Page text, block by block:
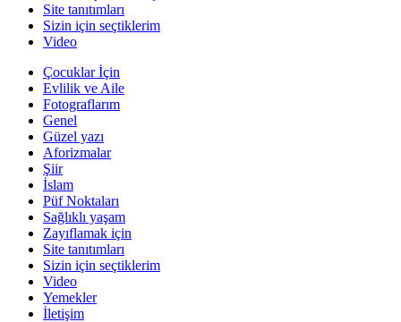
Site tanıtımları
Sizin için seçtiklerim
Video
Çocuklar İçin
Evlilik ve Aile
Fotograflarım
Genel
Güzel yazı
Aforizmalar
Şiir
İslam
Püf Noktaları
Sağlıklı yaşam
Zayıflamak için
Site tanıtımları
Sizin için seçtiklerim
Video
Yemekler
İletişim